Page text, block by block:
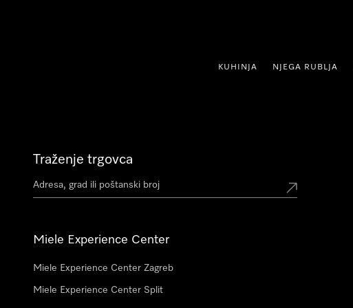
KUHINJA NJEGA RUBLJA
Traženje trgovca
Miele Experience Center
Miele Experience Center Zagreb
Miele Experience Center Split